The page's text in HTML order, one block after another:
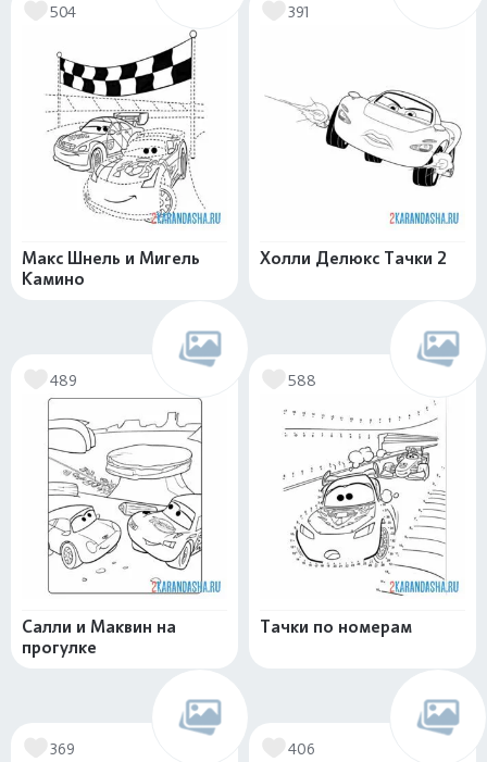
504
Макс Шнель и Мигель
Камино
391
Холли Делюкс Тачки 2
489
Салли и Маквин на
прогулке
588
Тачки по номерам
369 406